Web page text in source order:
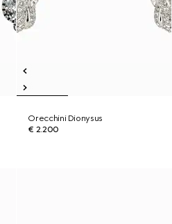
Orecchini Dionysus
€ 2.200